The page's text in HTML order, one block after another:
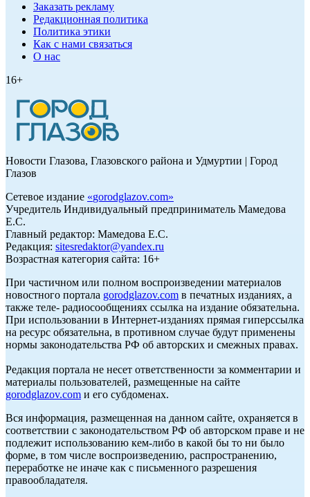
Заказать рекламу
Редакционная политика
Политика этики
Как с нами связаться
О нас
16+
Новости Глазова, Глазовского района и Удмуртии | Город
Глазов
Сетевое издание «gorodglazov.com»
Учредитель Индивидуальный предприниматель Мамедова
Е.С.
Главный редактор: Мамедова Е.С.
Редакция: sitesredaktor@yandex.ru
Возрастная категория сайта: 16+
При частичном или полном воспроизведении материалов
новостного портала gorodglazov.com в печатных изданиях, а
также теле- радиосообщениях ссылка на издание обязательна.
При использовании в Интернет-изданиях прямая гиперссылка
на ресурс обязательна, в противном случае будут применены
нормы законодательства РФ об авторских и смежных правах.
Редакция портала не несет ответственности за комментарии и
материалы пользователей, размещенные на сайте
gorodglazov.com и его субдоменах.
Вся информация, размещенная на данном сайте, охраняется в
соответствии с законодательством РФ об авторском праве и не
подлежит использованию кем-либо в какой бы то ни было
форме, в том числе воспроизведению, распространению,
переработке не иначе как с письменного разрешения
правообладателя.